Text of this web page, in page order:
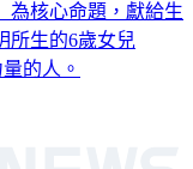
為核心命題，獻給生
生的6歲女兒
的人。